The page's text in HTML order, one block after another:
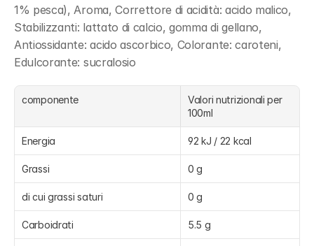
1% pesca), Aroma, Correttore di acidità: acido malico,
Stabilizzanti: lattato di calcio, gomma di gellano,
Antiossidante: acido ascorbico, Colorante: caroteni,
Edulcorante: sucralosio
componente
Valori nutrizionali per
100ml
Energia 92 kJ / 22 kcal
Grassi 0 g
di cui grassi saturi 0 g
Carboidrati 5.5 g